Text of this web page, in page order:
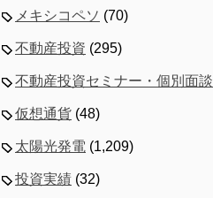
メキシコペソ (70)
不動産投資 (295)
不動産投資セミナー・個別面談
仮想通貨 (48)
太陽光発電 (1,209)
投資実績 (32)